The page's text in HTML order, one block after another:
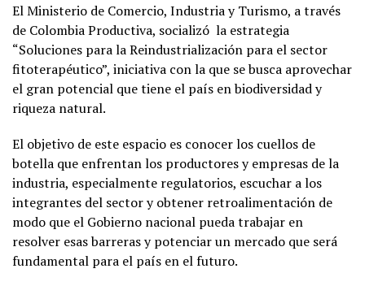
El Ministerio de Comercio, Industria y Turismo, a través
de Colombia Productiva, socializó la estrategia
“Soluciones para la Reindustrialización para el sector
fitoterapéutico”, iniciativa con la que se busca aprovechar
el gran potencial que tiene el país en biodiversidad y
riqueza natural.
El objetivo de este espacio es conocer los cuellos de
botella que enfrentan los productores y empresas de la
industria, especialmente regulatorios, escuchar a los
integrantes del sector y obtener retroalimentación de
modo que el Gobierno nacional pueda trabajar en
resolver esas barreras y potenciar un mercado que será
fundamental para el país en el futuro.